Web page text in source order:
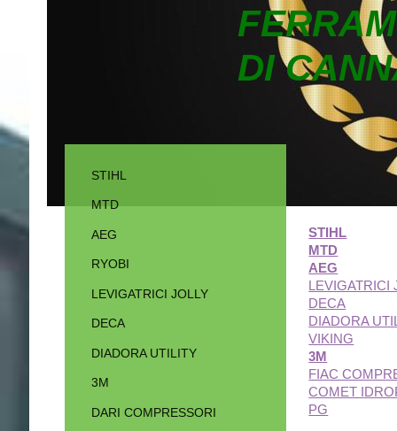
DI
STIHL
MTD
AEG
LEVIGATRICI
DECA
DIADORA
VIKING
3M
FIAC
COMET
PG
STIHL
MTD
AEG
RYOBI
LEVIGATRICI JOLLY
DECA
DIADORA UTILITY
3M
DARI COMPRESSORI